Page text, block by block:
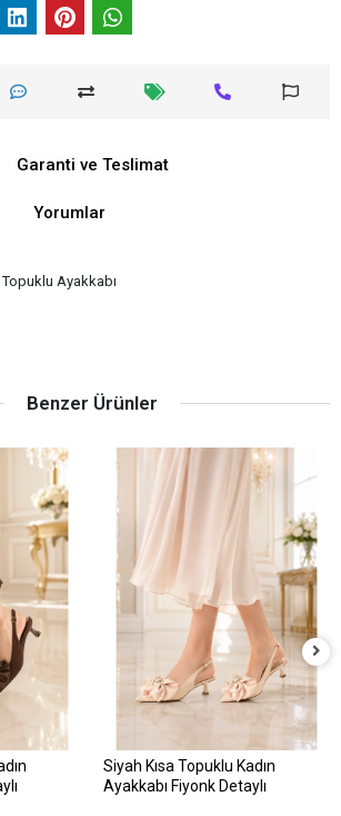
Garanti ve Teslimat
Yorumlar
Ayakkabı
Benzer Ürünler
Siyah Kısa Topuklu Kadın
Ayakkabı Fiyonk Detaylı